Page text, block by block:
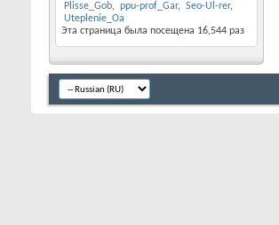
Plisse_Gob
ppu-prof_Gar
Seo-Ul-rer
Uteplenie_Oa
Эта страница была посещена 16,544 раз